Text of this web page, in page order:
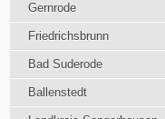
Gernrode
Friedrichsbrunn
Bad Suderode
Ballenstedt